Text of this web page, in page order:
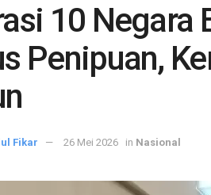
10 Negara
Penipuan,
Fikar 26 Mei 2026 in Nasional